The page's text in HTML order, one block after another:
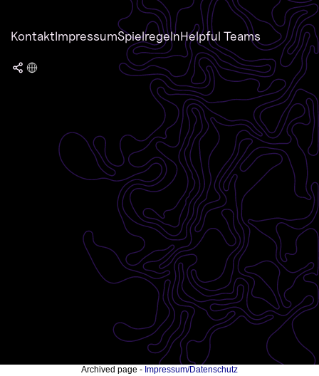
KontaktImpressumSpielregelnHelpful Teams
Archived page - Impressum/Datenschutz